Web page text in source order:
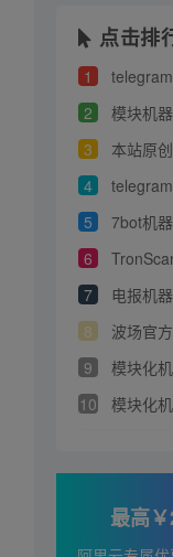
点击排
1
telegram
2
模块机
3
本站原
4
5
7bot机器
6
7
电报机
8
波场官
9
模块化
10
模块化
最高